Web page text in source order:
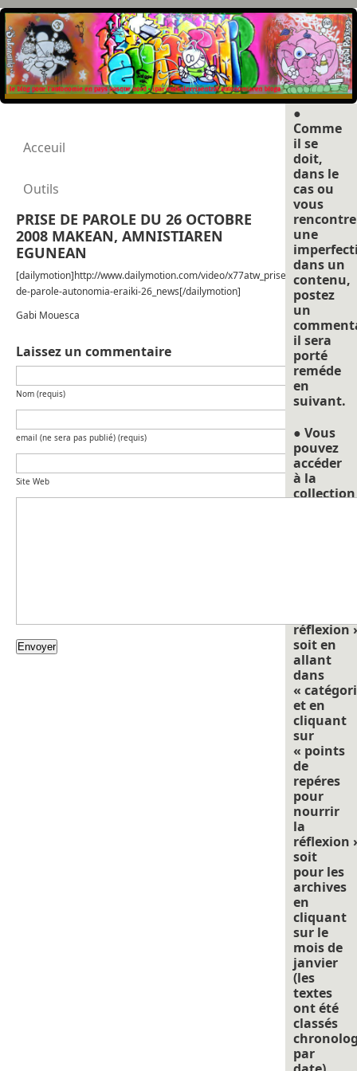
Acceuil
Outils
PRISE DE PAROLE DU 26 OCTOBRE
2008 MAKEAN, AMNISTIAREN
EGUNEAN
[dailymotion]http://www.dailymotion.com/video/x77atw_prise-
de-parole-autonomia-eraiki-26_news[/dailymotion]
Gabi Mouesca
Laissez un commentaire
Nom (requis)
email (ne sera pas publié) (requis)
Site Web
●
Comme
il se
doit,
dans le
cas ou
vous
une
dans un
contenu,
postez
un
il sera
porté
reméde
en
suivant.
● Vous
pouvez
accéder
à la
collection
réflexion
soit en
allant
dans
«
et en
cliquant
sur
« points
de
repéres
pour
nourrir
la
réflexion
soit
pour les
archives
en
cliquant
sur le
mois de
janvier
(les
textes
ont été
classés
par